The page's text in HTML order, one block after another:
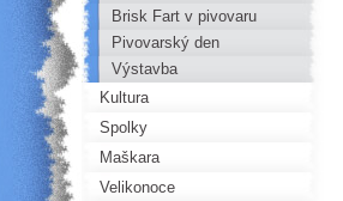
Brisk Fart v pivovaru
Pivovarský den
Výstavba
Kultura
Spolky
Maškara
Velikonoce